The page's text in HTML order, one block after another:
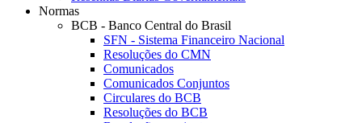
Normas
BCB - Banco Central do Brasil
SFN - Sistema Financeiro Nacional
Resoluções do CMN
Comunicados
Comunicados Conjuntos
Circulares do BCB
Resoluções do BCB